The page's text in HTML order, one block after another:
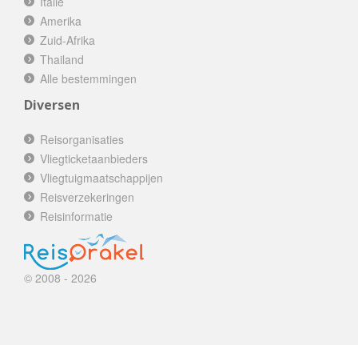
Amerika
Zuid-Afrika
Thailand
Alle bestemmingen
Diversen
Reisorganisaties
Vliegticketaanbieders
Vliegtuigmaatschappijen
Reisverzekeringen
Reisinformatie
© 2008 - 2026